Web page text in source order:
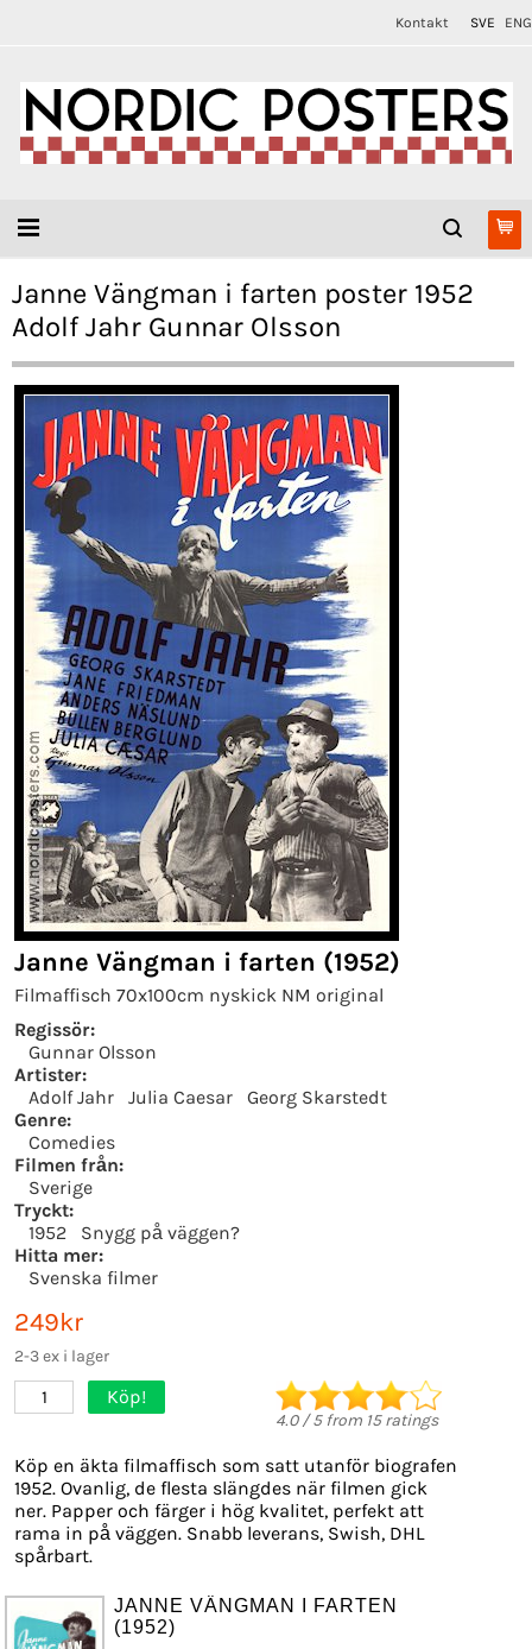
Kontakt SVE ENG
Janne Vängman i farten poster 1952
Adolf Jahr Gunnar Olsson
Janne Vängman i farten (1952)
Filmaffisch 70x100cm nyskick NM original
Regissör:
Gunnar Olsson
Artister:
Adolf Jahr
Julia Caesar
Georg Skarstedt
Genre:
Comedies
Filmen från:
Sverige
Tryckt:
1952
Snygg på väggen?
Hitta mer:
Svenska filmer
249kr
2-3 ex i lager
1 Köp!
4.0/5from 15ratings
Köp en äkta filmaffisch som satt utanför biografen
1952. Ovanlig, de flesta slängdes när filmen gick
ner. Papper och färger i hög kvalitet, perfekt att
rama in på väggen. Snabb leverans, Swish, DHL
spårbart.
JANNE VÄNGMAN I FARTEN
(1952)